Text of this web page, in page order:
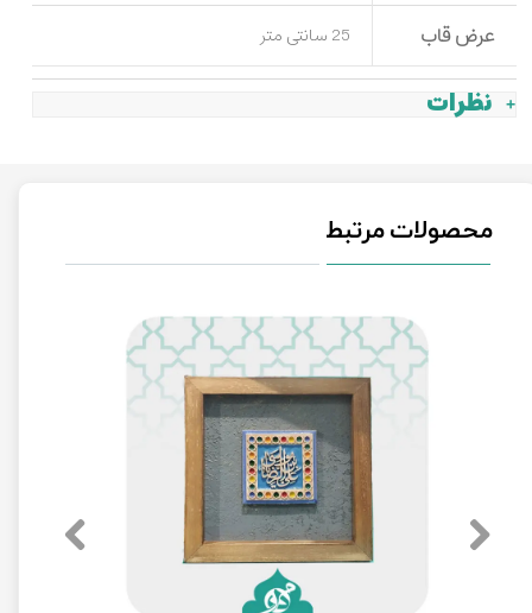
عرض قاب 25 سانتی متر
نظرات
محصولات مرتبط